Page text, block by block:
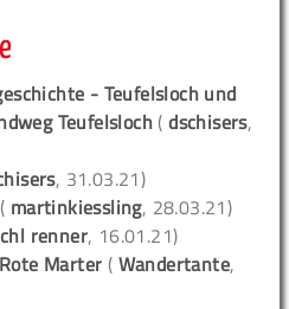
- Teufelsloch und
Teufelsloch (dschisers,
, 31.03.21)
( martinkiessling, 28.03.21)
renner, 16.01.21)
Marter ( Wandertante,